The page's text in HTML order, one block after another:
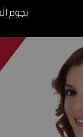
نجوم